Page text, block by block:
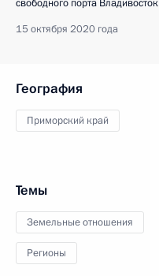
свободного порта Владивосток
15 октября 2020 года
География
Приморский край
Темы
Земельные отношения
Регионы